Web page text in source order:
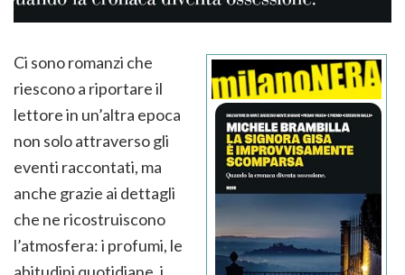
Ci sono romanzi che
riescono a riportare il
lettore in un’altra epoca
non solo attraverso gli
eventi raccontati, ma
anche grazie ai dettagli
che ne ricostruiscono
l’atmosfera: i profumi, le
abitudini quotidiane, i